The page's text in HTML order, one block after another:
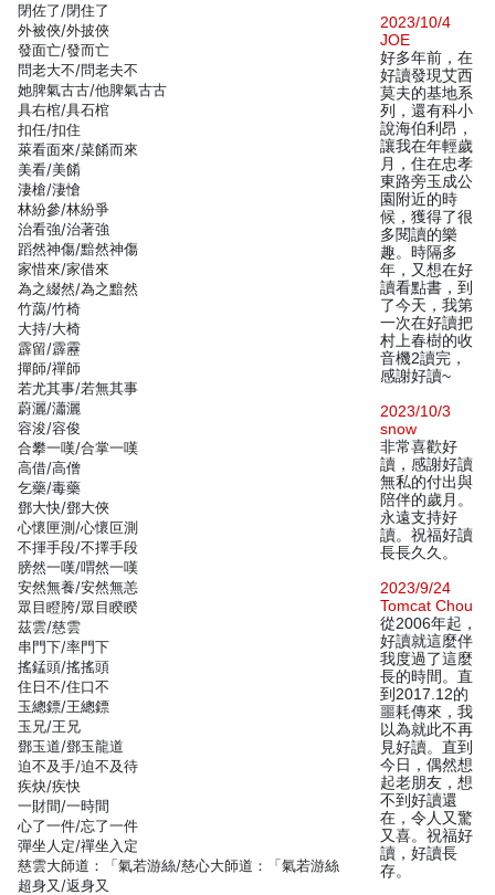
閉佐了/閉住了
外被俠/外披俠
發面亡/發而亡
問老大不/問老夫不
她脾氣古古/他脾氣古古
具右棺/具石棺
扣任/扣住
萊看面來/菜餚而來
美看/美餚
淒槍/淒愴
林紛參/林紛爭
治看強/治著強
蹈然神傷/黯然神傷
家惜來/家借來
為之綴然/為之黯然
竹藹/竹椅
大持/大椅
霹留/霹靂
撣師/禪師
若尤其事/若無其事
蔚灑/瀟灑
容浚/容俊
合攀一嘆/合掌一嘆
高借/高僧
乞藥/毒藥
鄧大快/鄧大俠
心懷匣測/心懷叵測
不揮手段/不擇手段
膀然一嘆/喟然一嘆
安然無養/安然無恙
眾目瞪胯/眾目睽睽
茲雲/慈雲
串門下/率門下
搖錳頭/搖搖頭
住日不/住口不
玉總鏢/王總鏢
玉兄/王兄
鄧玉道/鄧玉龍道
迫不及手/迫不及待
疾炔/疾快
一財間/一時間
心了一件/忘了一件
彈坐人定/禪坐入定
慈雲大師道：「氣若游絲/慈心大師道：「氣若游絲
超身又/返身又
2023/10/4
JOE
好多年前，在
好讀發現艾西
莫夫的基地系
列，還有科小
說海伯利昂，
讓我在年輕歲
月，住在忠孝
東路旁玉成公
園附近的時
候，獲得了很
多閱讀的樂
趣。時隔多
年，又想在好
讀看點書，到
了今天，我第
一次在好讀把
村上春樹的收
音機2讀完，
感謝好讀~
2023/10/3
snow
非常喜歡好
讀，感謝好讀
無私的付出與
陪伴的歲月。
永遠支持好
讀。祝福好讀
長長久久。
2023/9/24
Tomcat Chou
從2006年起，
好讀就這麼伴
我度過了這麼
長的時間。直
到2017.12的
噩耗傳來，我
以為就此不再
見好讀。直到
今日，偶然想
起老朋友，想
不到好讀還
在，令人又驚
又喜。祝福好
讀，好讀長
存。